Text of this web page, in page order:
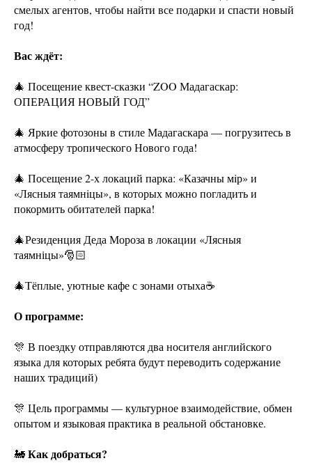
смелых агентов, чтобы найти все подарки и спасти новый
год!
Вас ждёт:
🎄 Посещение квест-сказки “ZOO Мадагаскар:
ОПЕРАЦИЯ НОВЫЙ ГОД”
🎄 Яркие фотозоны в стиле Мадагаскара — погрузитесь в
атмосферу тропического Нового года!
🎄 Посещение 2-х локаций парка: «Казачны мiр» и
«Лясныя таямнiцы», в которых можно погладить и
покормить обитателей парка!
🎄Резиденция Деда Мороза в локации «Лясныя
таямніцы»🎅🏻
🎄Тёплые, уютные кафе с зонами отыха☕️
О программе:
🎊 В поездку отправляются два носителя английского
языка для которых ребята будут переводить содержание
наших традиций)
🎊 Цель программы — культурное взаимодействие, обмен
опытом и языковая практика в реальной обстановке.
🚂Как добраться?